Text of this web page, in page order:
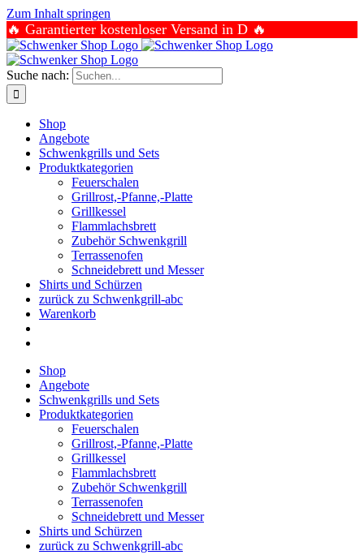
Zum Inhalt springen
🔥 Garantierter kostenloser Versand in D 🔥
Suche nach:
Shop
Angebote
Schwenkgrills und Sets
Produktkategorien
Feuerschalen
Grillrost,-Pfanne,-Platte
Grillkessel
Flammlachsbrett
Zubehör Schwenkgrill
Terrassenofen
Schneidebrett und Messer
Shirts und Schürzen
zurück zu Schwenkgrill-abc
Warenkorb
Shop
Angebote
Schwenkgrills und Sets
Produktkategorien
Feuerschalen
Grillrost,-Pfanne,-Platte
Grillkessel
Flammlachsbrett
Zubehör Schwenkgrill
Terrassenofen
Schneidebrett und Messer
Shirts und Schürzen
zurück zu Schwenkgrill-abc